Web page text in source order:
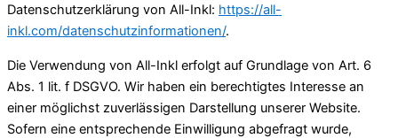
Datenschutzerklärung von All-Inkl: https://all-
inkl.com/datenschutzinformationen/.
Die Verwendung von All-Inkl erfolgt auf Grundlage von Art. 6
Abs. 1 lit. f DSGVO. Wir haben ein berechtigtes Interesse an
einer möglichst zuverlässigen Darstellung unserer Website.
Sofern eine entsprechende Einwilligung abgefragt wurde,